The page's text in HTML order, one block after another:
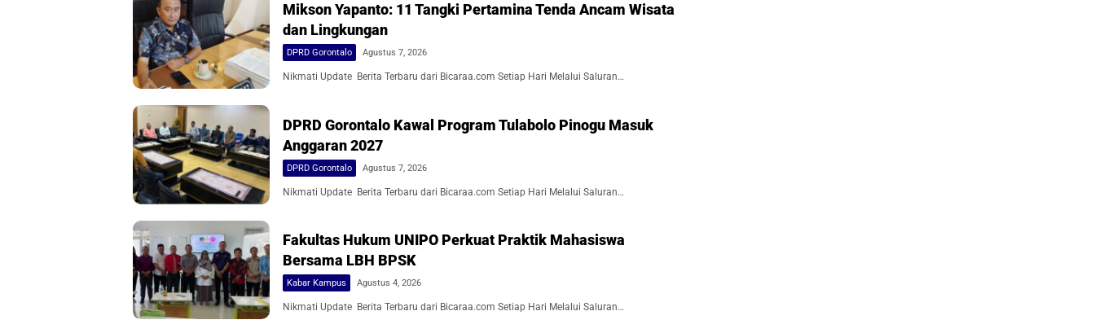
Mikson Yapanto: 11 Tangki Pertamina Tenda Ancam Wisata
dan Lingkungan
DPRD Gorontalo Agustus 7, 2026
Nikmati Update Berita Terbaru dari Bicaraa.com Setiap Hari Melalui Saluran…
DPRD Gorontalo Kawal Program Tulabolo Pinogu Masuk
Anggaran 2027
DPRD Gorontalo Agustus 7, 2026
Nikmati Update Berita Terbaru dari Bicaraa.com Setiap Hari Melalui Saluran…
Fakultas Hukum UNIPO Perkuat Praktik Mahasiswa
Bersama LBH BPSK
Kabar Kampus Agustus 4, 2026
Nikmati Update Berita Terbaru dari Bicaraa.com Setiap Hari Melalui Saluran…